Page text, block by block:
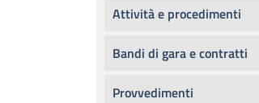
Attività e procedimenti
Bandi di gara e contratti
Provvedimenti